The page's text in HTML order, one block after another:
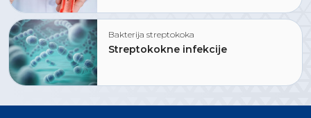
Bakterija streptokoka
Streptokokne infekcije